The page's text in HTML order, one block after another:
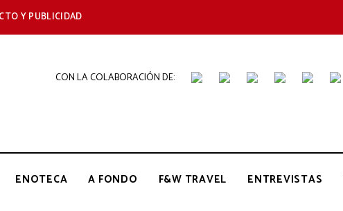
Y PUBLICIDAD
CON LA COLABORACIÓN DE:
THE
GOURMET
Gastronomía
ENOTECA A FONDO F&W TRAVEL ENTREVISTAS